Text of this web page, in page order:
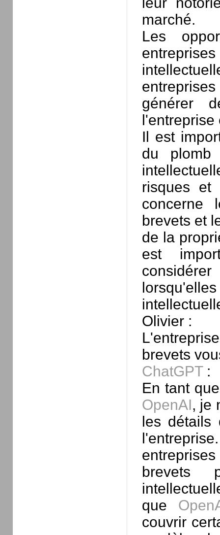
marché.
Les
générer
l'entreprise
Il est
du
risques et
brevets et
de la
est
Olivier :
brevets
ChatGPT:
En tant
OpenAI, je
les détails
brevets
que
couvrir